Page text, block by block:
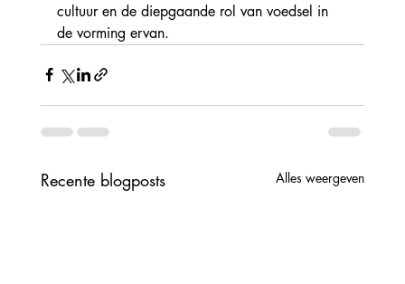
cultuur en de diepgaande rol van voedsel in
de vorming ervan.
Recente blogposts Alles weergeven